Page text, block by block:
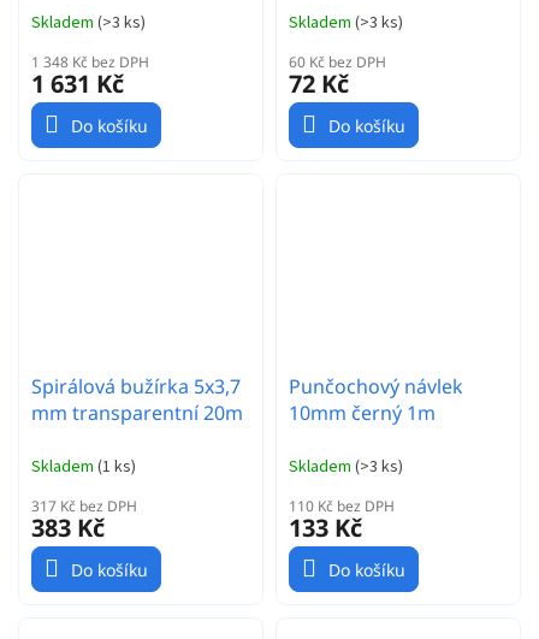
Skladem (>3 ks)
1 348 Kč bez DPH
1 631 Kč
Do košíku
Skladem (>3 ks)
60 Kč bez DPH
72 Kč
Do košíku
Spirálová bužírka 5x3,7
mm transparentní 20m
Skladem (1 ks)
317 Kč bez DPH
383 Kč
Do košíku
Punčochový návlek
10mm černý 1m
Skladem (>3 ks)
110 Kč bez DPH
133 Kč
Do košíku